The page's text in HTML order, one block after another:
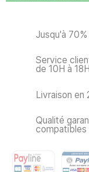
Jusqu'à
Service
de 10H à 18H
Livraison
Qualité
compatibles